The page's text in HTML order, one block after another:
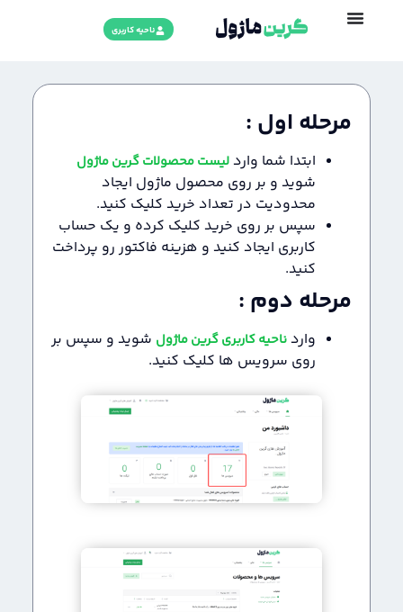
ناحیه کاربری
مرحله اول :
ابتدا شما واردلیست محصولات گرین ماژول
شوید و بر روی محصول ماژول ایجاد
محدودیت در تعداد خرید کلیک کنید.
سپس بر روی خرید کلیک کرده و یک حساب
کاربری ایجاد کنید و هزینه فاکتور رو پرداخت
کنید.
مرحله دوم :
واردناحیه کاربری گرین ماژول شوید و سپس بر
روی سرویس ها کلیک کنید.